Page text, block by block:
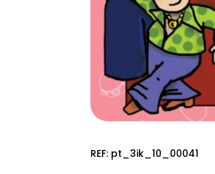
REF: pt_3ik_10_00041